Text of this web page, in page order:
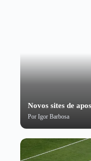
Novos sites de
Por Igor Barbosa